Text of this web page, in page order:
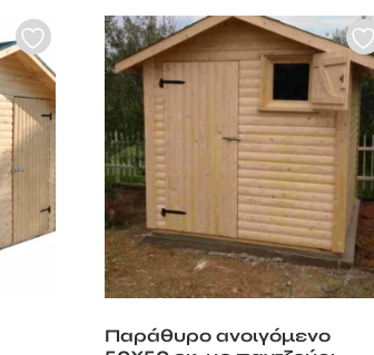
Παράθυρο ανοιγόμενο